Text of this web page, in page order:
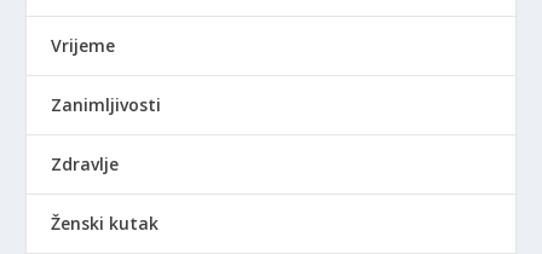
Vrijeme
Zanimljivosti
Zdravlje
Ženski kutak